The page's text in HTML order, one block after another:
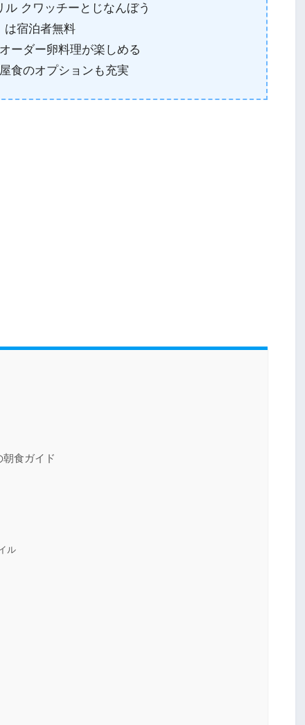
クワッチーとじなんぼう
は宿泊者無料
ーダー卵料理が楽しめる
食のオプションも充実
食ガイド
ル